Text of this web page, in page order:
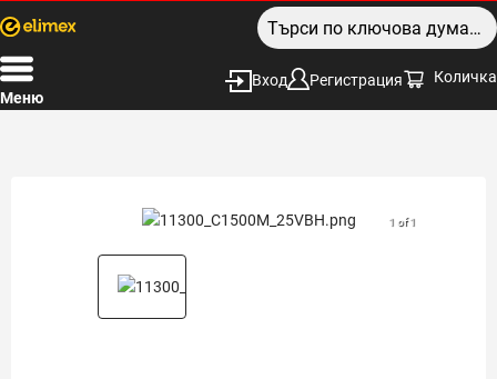
Меню
Вход Регистрация Количка
1 of 1